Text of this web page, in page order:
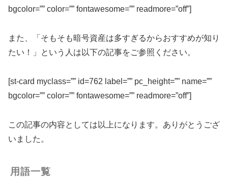
bgcolor=”” color=”” fontawesome=”” readmore=”off”]
また、「そもそも暗号資産は多すぎるからおすすめが知り
たい！」という人は以下の記事をご参照ください。
[st-card myclass=”” id=762 label=”” pc_height=”” name=””
bgcolor=”” color=”” fontawesome=”” readmore=”off”]
この記事の内容としては以上になります。ありがとうござ
いました。
用語一覧